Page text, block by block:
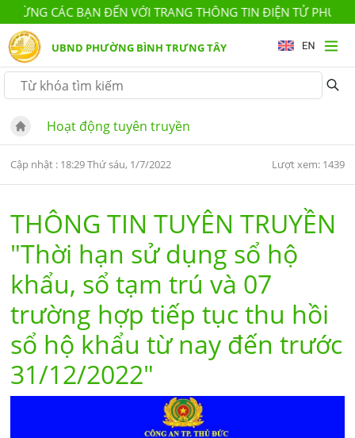
CÁC BẠN ĐẾN VỚI TRANG THÔNG TIN ĐIỆN TỬ PHƯỜNG
UBND PHƯỜNG BÌNH TRƯNG TÂY
Hoạt động tuyên truyền
Cập nhật : 18:29 Thứ sáu, 1/7/2022 Lượt xem: 1439
THÔNG TIN TUYÊN TRUYỀN
"Thời hạn sử dụng sổ hộ
khẩu, sổ tạm trú và 07
trường hợp tiếp tục thu hồi
sổ hộ khẩu từ nay đến trước
31/12/2022"